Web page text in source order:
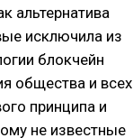
альтернатива
исключила из
блокчейн
общества и всех
принципа и
не известные